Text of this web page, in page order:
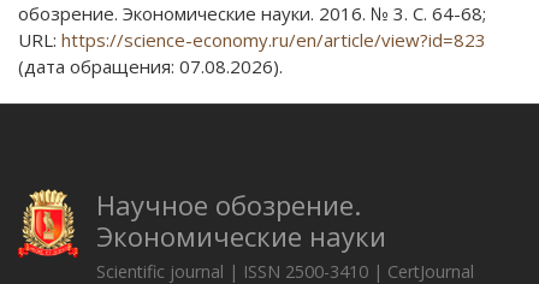
обозрение. Экономические науки. 2016. № 3. С. 64-68;
URL: https://science-economy.ru/en/article/view?id=823
(дата обращения: 07.08.2026).
Научное обозрение.
Экономические науки
Scientific journal | ISSN 2500-3410 | CertJournal